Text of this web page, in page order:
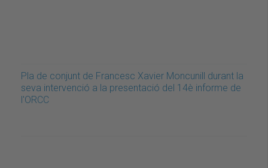
Pla de conjunt de Francesc Xavier Moncunill durant la
seva intervenció a la presentació del 14è informe de
l'ORCC